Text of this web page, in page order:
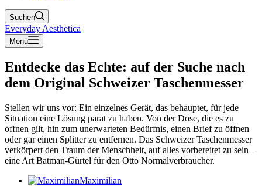
Suchen
Everyday Aesthetica
Menü
Entdecke das Echte: auf der Suche nach
dem Original Schweizer Taschenmesser
Stellen wir uns vor: Ein einzelnes Gerät, das behauptet, für jede
Situation eine Lösung parat zu haben. Von der Dose, die es zu
öffnen gilt, hin zum unerwarteten Bedürfnis, einen Brief zu öffnen
oder gar einen Splitter zu entfernen. Das Schweizer Taschenmesser
verkörpert den Traum der Menschheit, auf alles vorbereitet zu sein –
eine Art Batman-Gürtel für den Otto Normalverbraucher.
Maximilian